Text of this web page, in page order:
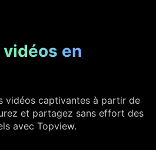
en
vidéos captivantes à partir de
et partagez sans effort des
avec Topview.